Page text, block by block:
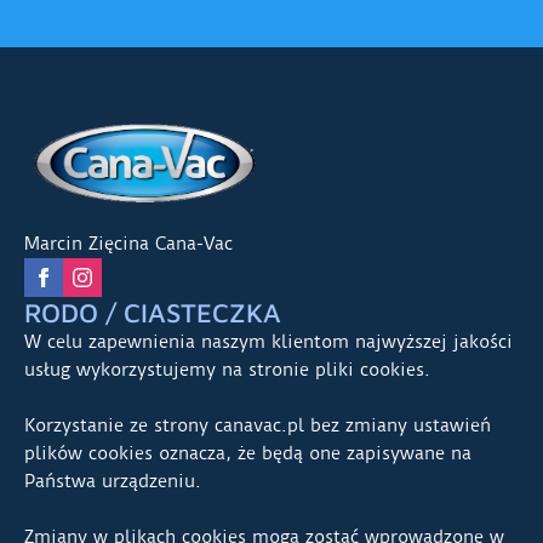
Marcin Zięcina Cana-Vac
RODO / CIASTECZKA
W celu zapewnienia naszym klientom najwyższej jakości
usług wykorzystujemy na stronie pliki cookies.
Korzystanie ze strony canavac.pl bez zmiany ustawień
plików cookies oznacza, że będą one zapisywane na
Państwa urządzeniu.
Zmiany w plikach cookies mogą zostać wprowadzone w